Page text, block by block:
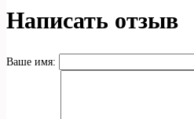
Написать отзыв
Ваше имя: